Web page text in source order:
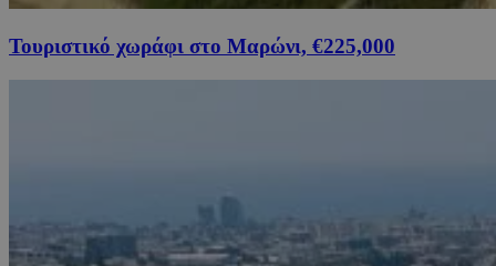
Τουριστικό χωράφι στο Μαρώνι, €225,000